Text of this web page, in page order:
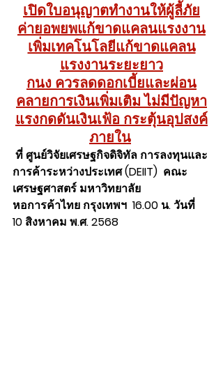
เปิดใบอนุญาตทำงานให้ผู้ลี้ภัย
ค่ายอพยพแก้ขาดแคลนแรงงาน
เพิ่มเทคโนโลยีแก้ขาดแคลน
แรงงานระยะยาว
กนง ควรลดดอกเบี้ยและผ่อน
คลายการเงินเพิ่มเติม ไม่มีปัญหา
แรงกดดันเงินเฟ้อ กระตุ้นอุปสงค์
ภายใน
ที่ ศูนย์วิจัยเศรษฐกิจดิจิทัล การลงทุนและ
การค้าระหว่างประเทศ (DEIIT)  คณะ
เศรษฐศาสตร์ มหาวิทยาลัย
หอการค้าไทย กรุงเทพฯ  16.00 น. วันที่
10 สิงหาคม พ.ศ. 2568